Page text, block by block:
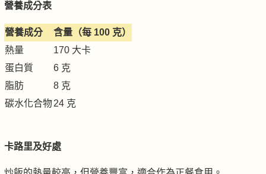
營養成分表
營養成分
含量（每 100 克）
熱量
170 大卡
蛋白質
6 克
脂肪
8 克
碳水化合物24 克
卡路里及好處